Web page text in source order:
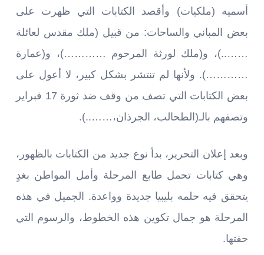
أسميه (ملكيات) وأقصد الكتابات التي ظهرت على
بعض المباني والساحات: من قبيل (ملك مقدس لعائلة
……..)، و(ملك لورثة المرحوم …………)، و(عمارة
…………). ولأنها لم تنتشر بشكل كبير، لا أعول على
بعض الكتابات التي تصف من وقف ضد ثورة 17 فبراير
وتصفهم بالـ(الطحالب، الجرذان،……..).
وبعد إعلان التحرير، بدأ نوع جديد من الكتابات بالظهور،
وهي كتابات تحمل طابع المرحلة وأمل المواطن بغدٍ
يتحقق فيه حلمه بليبيا جديدة وواعدة. الجميل في هذه
المرحلة هو جمال تكوين هذه الخطوط، والرسوم التي
حفتها.